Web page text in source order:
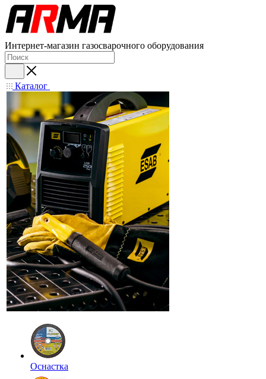
Интернет-магазин газосварочного оборудования
Каталог
Оснастка